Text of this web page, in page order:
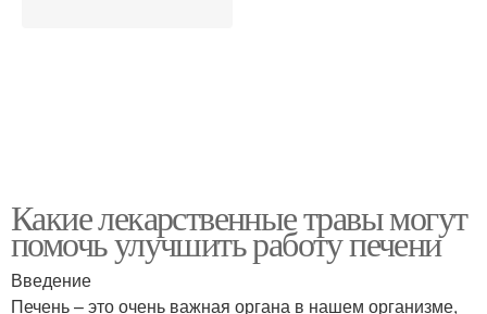
Какие лекарственные травы могут
помочь улучшить работу печени
Введение
Печень – это очень важная органа в нашем организме,